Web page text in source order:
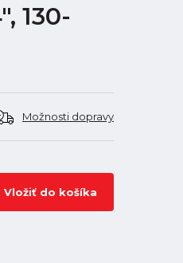
130-
Možnosti dopravy
Vložiť do košíka